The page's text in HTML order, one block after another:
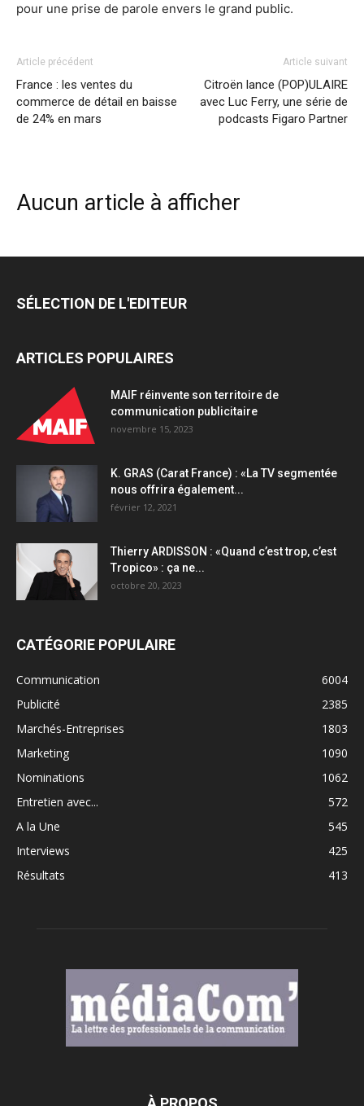
pour une prise de parole envers le grand public.
Article précédent
France : les ventes du
commerce de détail en baisse
de 24% en mars
Article suivant
Citroën lance (POP)ULAIRE
avec Luc Ferry, une série de
podcasts Figaro Partner
Aucun article à afficher
SÉLECTION DE L'EDITEUR
ARTICLES POPULAIRES
MAIF réinvente son territoire de
communication publicitaire
novembre 15, 2023
K. GRAS (Carat France) : «La TV segmentée
nous offrira également...
février 12, 2021
Thierry ARDISSON : «Quand c’est trop, c’est
Tropico» : ça ne...
octobre 20, 2023
CATÉGORIE POPULAIRE
Communication
6004
Publicité
2385
Marchés-Entreprises
1803
Marketing
1090
Nominations
1062
Entretien avec...
572
A la Une
545
Interviews
425
Résultats
413